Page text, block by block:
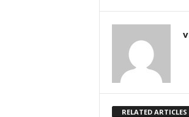
RELATED ARTICLES